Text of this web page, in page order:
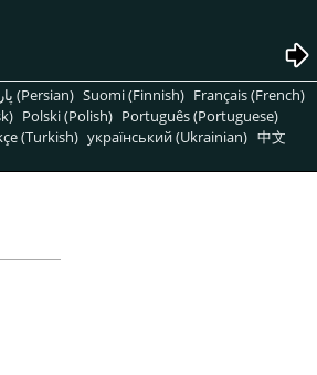
پارسی (Persian) Suomi (Finnish) Français (French)
Polski (Polish) Português (Portuguese)
(Turkish) український (Ukrainian) 中文